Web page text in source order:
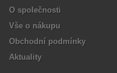
O společnosti
Vše o nákupu
Obchodní podmínky
Aktuality